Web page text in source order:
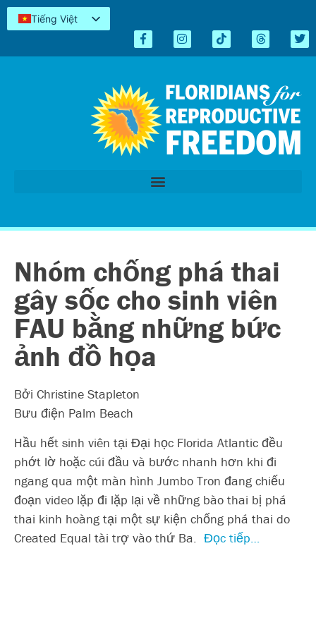
Tiếng Việt
Español
Nhóm chống phá thai
gây sốc cho sinh viên
FAU bằng những bức
ảnh đồ họa
Bởi Christine Stapleton
Bưu điện Palm Beach
Hầu hết sinh viên tại Đại học Florida Atlantic đều
phớt lờ hoặc cúi đầu và bước nhanh hơn khi đi
ngang qua một màn hình Jumbo Tron đang chiếu
đoạn video lặp đi lặp lại về những bào thai bị phá
thai kinh hoàng tại một sự kiện chống phá thai do
Created Equal tài trợ vào thứ Ba. Đọc tiếp…